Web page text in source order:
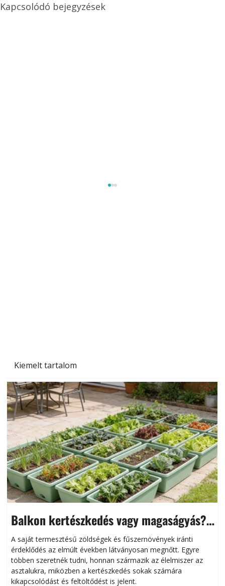
Kiemelt tartalom
Balkon kertészkedés vagy magaságyás?
Helytakarékos kertészkedés
A saját termesztésű zöldségek és fűszernövények iránti
érdeklődés az elmúlt években látványosan megnőtt. Egyre
többen szeretnék tudni, honnan származik az élelmiszer az
asztalukra, miközben a kertészkedés sokak számára
kikapcsolódást és feltöltődést is jelent.
Kapcsolódó bejegyzések